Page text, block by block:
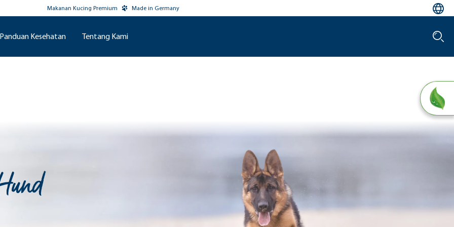
Makanan Kucing Premium Made in Germany
Panduan Kesehatan Tentang Kami